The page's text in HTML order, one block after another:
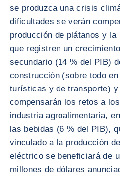
se produzca una crisis
dificultades se verán
producción de plátanos y la
que registren un
secundario (14 % del PIB)
construcción (sobre todo
turísticas y de transporte) y
compensarán los retos a
industria agroalimentaria,
las bebidas (6 % del PIB),
vinculado a la producción
eléctrico se beneficiará de
millones de dólares